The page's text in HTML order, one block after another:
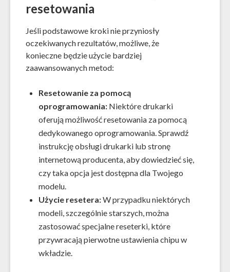
resetowania
Jeśli podstawowe kroki nie przyniosły
oczekiwanych rezultatów, możliwe, że
konieczne będzie użycie bardziej
zaawansowanych metod:
Resetowanie za pomocą
oprogramowania: Niektóre drukarki
oferują możliwość resetowania za pomocą
dedykowanego oprogramowania. Sprawdź
instrukcję obsługi drukarki lub stronę
internetową producenta, aby dowiedzieć się,
czy taka opcja jest dostępna dla Twojego
modelu.
Użycie resetera:W przypadku niektórych
modeli, szczególnie starszych, można
zastosować specjalne reseterki, które
przywracają pierwotne ustawienia chipu w
wkładzie.